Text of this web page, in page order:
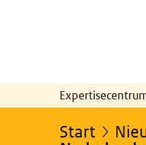
Start